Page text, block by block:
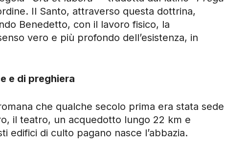
Il Santo, attraverso questa dottrina,
Benedetto, con il lavoro fisico, la
vero e più profondo dell’esistenza, in
e di preghiera
che qualche secolo prima era stata sede
il teatro, un acquedotto lungo 22 km e
edifici di culto pagano nasce l’abbazia.